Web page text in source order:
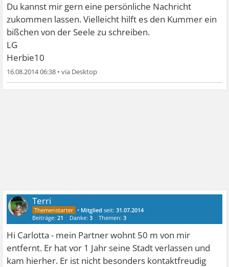
Du kannst mir gern eine persönliche Nachricht
zukommen lassen. Vielleicht hilft es den Kummer ein
bißchen von der Seele zu schreiben.
LG
Herbie10
16.08.2014 06:38 •
Terri
• Mitglied seit:31.07.2014
Beiträge:21 Danke:3 Themen:3
Hi Carlotta - mein Partner wohnt 50 m von mir
entfernt. Er hat vor 1 Jahr seine Stadt verlassen und
kam hierher. Er ist nicht besonders kontaktfreudig